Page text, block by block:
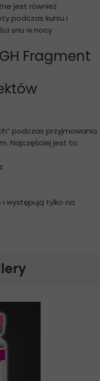
jest również
podczas kursu i
snu w nocy.
Fragment
podczas przyjmowania
Najczęściej jest to:
i występują tylko na